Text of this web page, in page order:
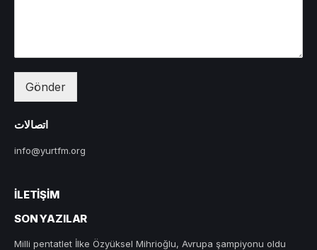
Gönder
اتصالات
info@yurtfm.org
İLETIŞIM
SON YAZILAR
Milli pentatlet İlke Özyüksel Mihrioğlu, Avrupa şampiyonu oldu